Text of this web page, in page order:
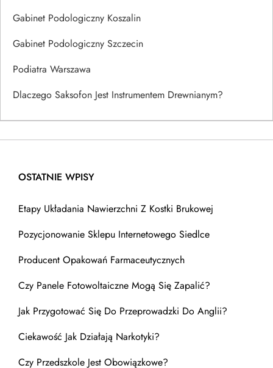
Gabinet Podologiczny Koszalin
Gabinet Podologiczny Szczecin
Podiatra Warszawa
Dlaczego Saksofon Jest Instrumentem Drewnianym?
OSTATNIE WPISY
Etapy Układania Nawierzchni Z Kostki Brukowej
Pozycjonowanie Sklepu Internetowego Siedlce
Producent Opakowań Farmaceutycznych
Czy Panele Fotowoltaiczne Mogą Się Zapalić?
Jak Przygotować Się Do Przeprowadzki Do Anglii?
Ciekawość Jak Działają Narkotyki?
Czy Przedszkole Jest Obowiązkowe?